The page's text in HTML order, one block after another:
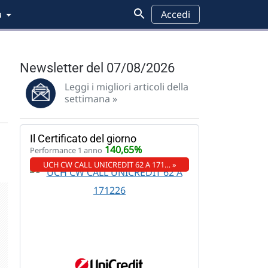
Accedi
Newsletter del 07/08/2026
Leggi i migliori articoli della
settimana »
Il Certificato del giorno
Performance 1 anno 140,65%
UCH CW CALL UNICREDIT 62 A 171… »